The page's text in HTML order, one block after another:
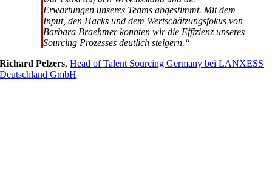
Erwartungen unseres Teams abgestimmt. Mit dem
Input, den Hacks und dem Wertschätzungsfokus von
Barbara Braehmer konnten wir die Effizienz unseres
Sourcing Prozesses deutlich steigern.“
Richard Pelzers,Head of Talent Sourcing Germany bei LANXESS
Deutschland GmbH